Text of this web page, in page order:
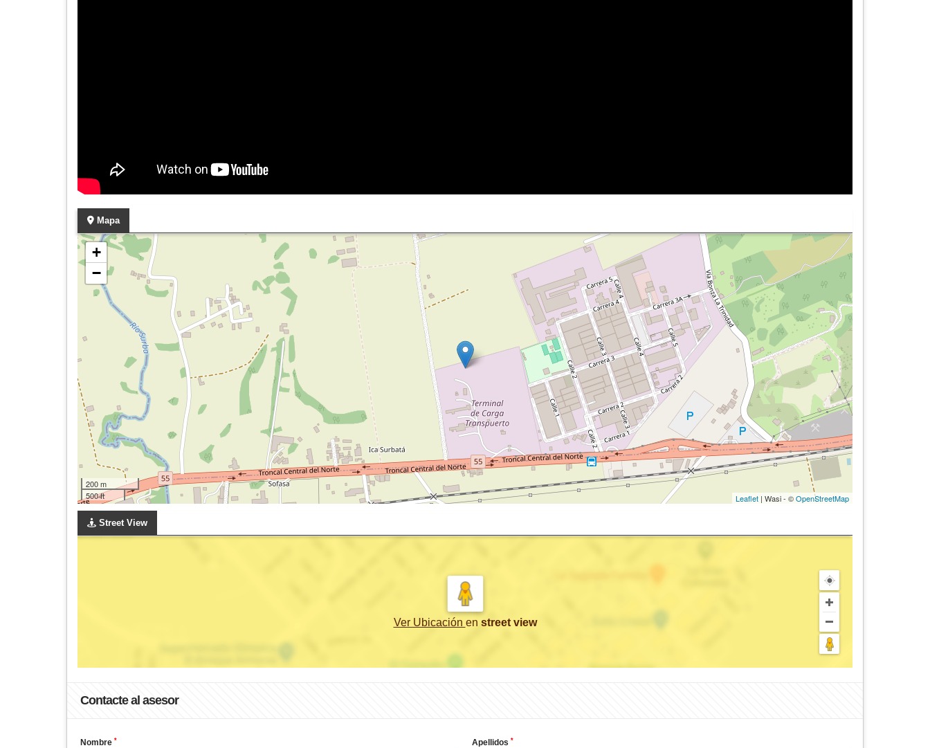
Mapa
+
−
200 m
500 ft
Leaflet | Wasi - ©OpenStreetMap
Street View
Ver Ubicación en street view
Contacte al asesor
Nombre * Apellidos *